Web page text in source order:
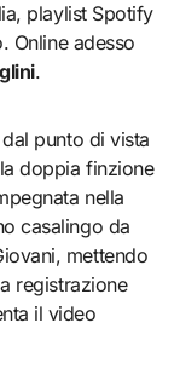
playlist Spotify
Online adesso
.
punto di vista
doppia finzione
nella
casalingo da
mettendo
registrazione
il video